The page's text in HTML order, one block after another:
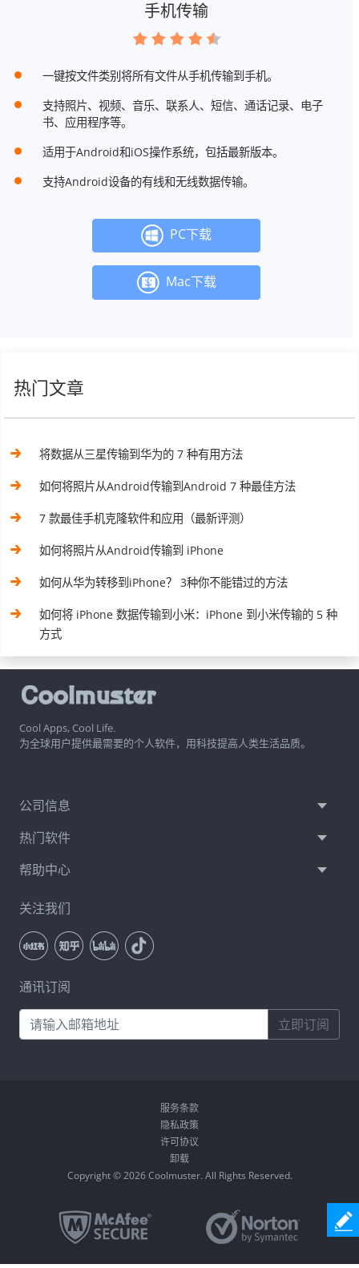
手机传输
一键按文件类别将所有文件从手机传输到手机。
支持照片、视频、音乐、联系人、短信、通话记录、电子
书、应用程序等。
适用于Android和iOS操作系统，包括最新版本。
支持Android设备的有线和无线数据传输。
PC下载
Mac下载
热门文章
将数据从三星传输到华为的 7 种有用方法
如何将照片从Android传输到Android 7 种最佳方法
7 款最佳手机克隆软件和应用（最新评测）
如何将照片从Android传输到 iPhone
如何从华为转移到iPhone？ 3种你不能错过的方法
如何将 iPhone 数据传输到小米：iPhone 到小米传输的 5 种
方式
Cool Apps, Cool Life.
为全球用户提供最需要的个人软件，用科技提高人类生活品质。
公司信息
热门软件
帮助中心
关注我们
通讯订阅
立即订阅
服务条款
隐私政策
许可协议
卸载
Copyright © 2026 Coolmuster. All Rights Reserved.